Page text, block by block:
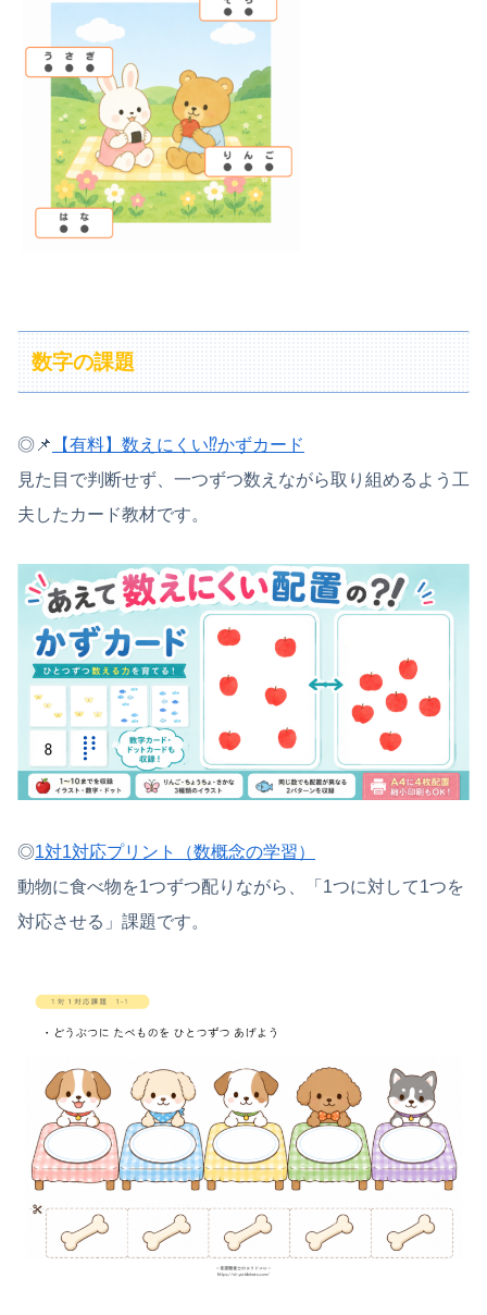
数字の課題
◎📌
【有料】数えにくい⁉かずカード
見た目で判断せず、一つずつ数えながら取り組めるよう工
夫したカード教材です。
◎1対1対応プリント（数概念の学習）
動物に食べ物を1つずつ配りながら、「1つに対して1つを
対応させる」課題です。